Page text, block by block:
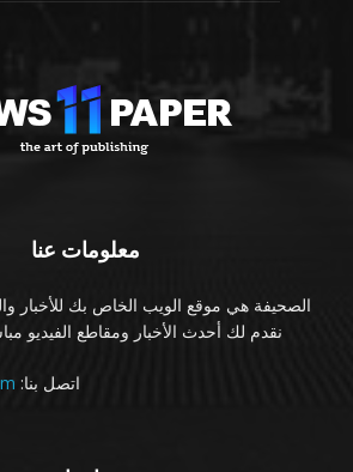
معلومات عنا
الصحيفة هي موقع الويب الخاص بك للأخبار
نقدم لك أحدث الأخبار ومقاطع الفيديو
اتصل بنا: